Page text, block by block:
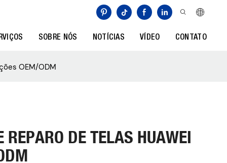
SOBRE NÓS NOTÍCIAS VÍDEO CONTATO
OEM/ODM
DE TELAS HUAWEI